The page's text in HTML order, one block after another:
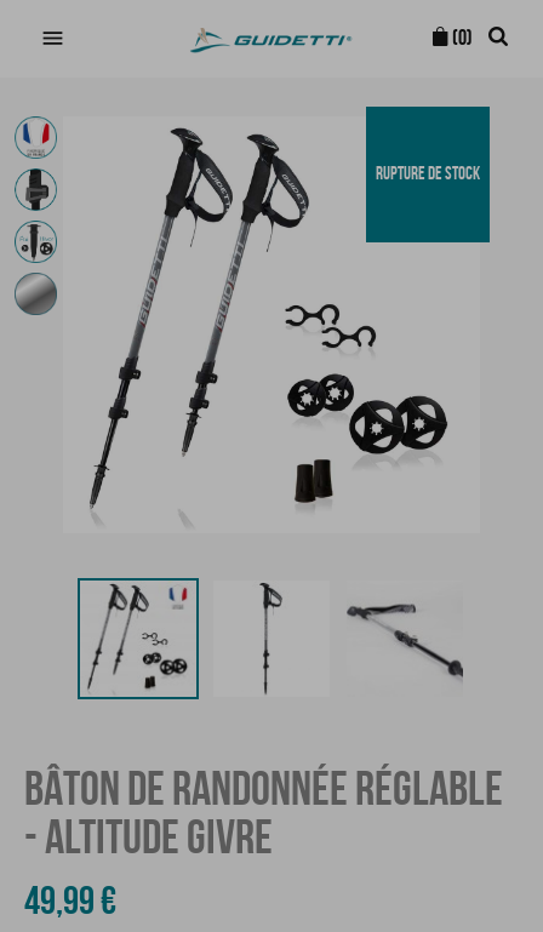
 (0)
RUPTURE DE STOCK
BÂTON DE RANDONNÉE RÉGLABLE
- ALTITUDE GIVRE
49,99 €